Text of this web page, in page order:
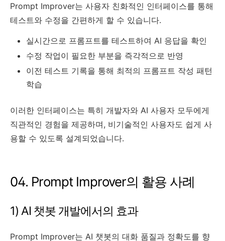
Prompt Improver는 사용자 친화적인 인터페이스를 통해
테스트와 수정을 간편하게 할 수 있습니다.
실시간으로 프롬프트를 테스트하여 AI 응답을 확인
수정 작업이 필요한 부분을 즉각적으로 반영
이전 테스트 기록을 통해 최적의 프롬프트 작성 패턴
학습
이러한 인터페이스는 특히 개발자와 AI 사용자 모두에게
직관적인 경험을 제공하며, 비기술적인 사용자도 쉽게 사
용할 수 있도록 설계되었습니다.
04. Prompt Improver의 활용 사례
1) AI 챗봇 개발에서의 효과
Prompt Improver는 AI 챗봇의 대화 품질과 정확도를 향